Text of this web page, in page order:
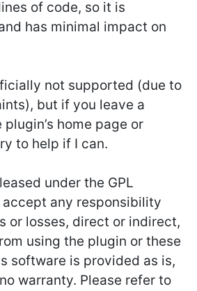
of code, so it is
has minimal impact on
not supported (due to
but if you leave a
home page or
to help if I can.
under the GPL
accept any responsibility
or losses, direct or indirect,
using the plugin or these
software is provided as is,
warranty. Please refer to